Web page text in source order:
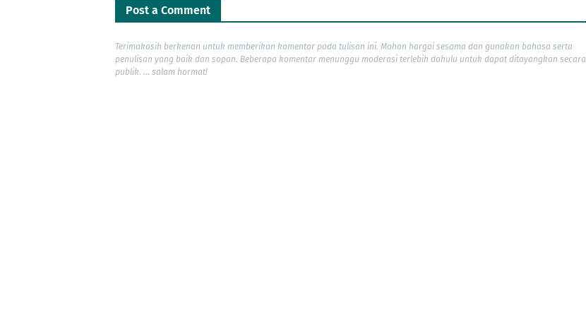
Post a Comment
Terimakasih berkenan untuk memberikan komentar pada tulisan ini. Mohon hargai sesama dan gunakan bahasa serta
penulisan yang baik dan sopan. Beberapa komentar menunggu moderasi terlebih dahulu untuk dapat ditayangkan secara
publik. ... salam hormat!